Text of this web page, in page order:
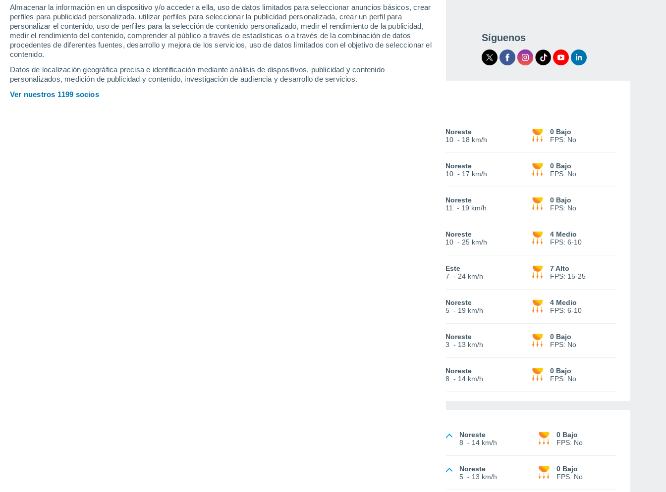
Almacenar la información en un dispositivo y/o acceder a ella, uso de datos limitados para seleccionar anuncios básicos, crear
perfiles para publicidad personalizada, utilizar perfiles para seleccionar la publicidad personalizada, crear un perfil para
personalizar el contenido, uso de perfiles para la selección de contenido personalizado, medir el rendimiento de la publicidad,
medir el rendimiento del contenido, comprender al público a través de estadísticas o a través de la combinación de datos
procedentes de diferentes fuentes, desarrollo y mejora de los servicios, uso de datos limitados con el objetivo de seleccionar el
contenido.
Datos de localización geográfica precisa e identificación mediante análisis de dispositivos, publicidad y contenido
personalizados, medición de publicidad y contenido, investigación de audiencia y desarrollo de servicios.
Ver nuestros 1199 socios
0.9 0.6 0.3 0.1
15° 16°
Síguenos
La previsión del tiempo por horas en Bourré
Noreste
10 - 18 km/h
0 Bajo
FPS: No
Noreste
10 - 17 km/h
0 Bajo
FPS: No
Noreste
11
- 19 km/h
0 Bajo
FPS: No
Noreste
10 - 25 km/h
4 Medio
FPS: 6-10
Este
7 - 24 km/h
7 Alto
FPS: 15-25
Noreste
5 - 19 km/h
4 Medio
FPS: 6-10
Noreste
3 - 13 km/h
0 Bajo
FPS: No
Noreste
8 - 14 km/h
0 Bajo
FPS: No
Noreste
8 - 14 km/h
0 Bajo
FPS: No
Noreste
5 - 13 km/h
0 Bajo
FPS: No